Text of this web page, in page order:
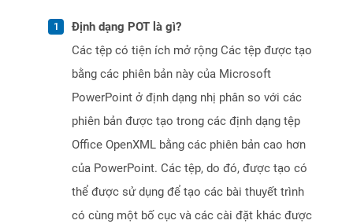
Định dạng POT là gì?
Các tệp có tiện ích mở rộng Các tệp được tạo
bằng các phiên bản này của Microsoft
PowerPoint ở định dạng nhị phân so với các
phiên bản được tạo trong các định dạng tệp
Office OpenXML bằng các phiên bản cao hơn
của PowerPoint. Các tệp, do đó, được tạo có
thể được sử dụng để tạo các bài thuyết trình
có cùng một bố cục và các cài đặt khác được